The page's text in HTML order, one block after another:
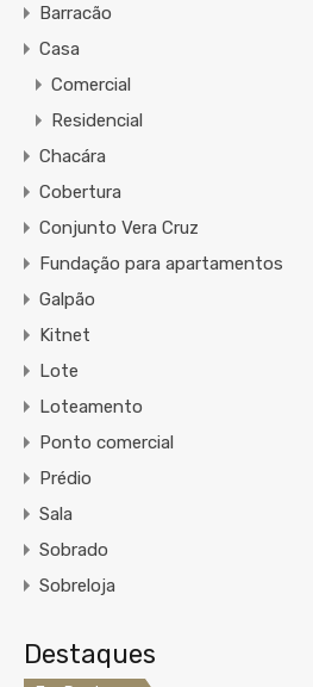
Barracão
Casa
Comercial
Residencial
Chacára
Cobertura
Conjunto Vera Cruz
Fundação para apartamentos
Galpão
Kitnet
Lote
Loteamento
Ponto comercial
Prédio
Sala
Sobrado
Sobreloja
Destaques